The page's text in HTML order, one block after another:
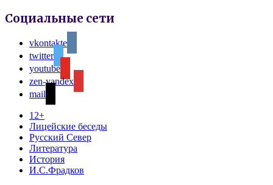
Социальные сети
vkontakte
twitter
youtube
zen-yandex
mail
12+
Лицейские беседы
Русский Север
Литература
История
И.С.Фрадков